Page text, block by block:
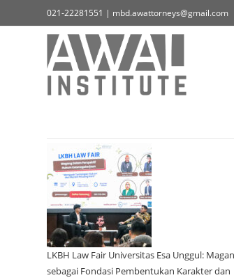
021-22281551 | mbd.awattorneys@gmail.com
LKBH Law Fair Universitas Esa Unggul:
sebagai Fondasi Pembentukan Karakter dan